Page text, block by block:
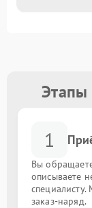
Этапы
1
Вы
описываете
заказ-наряд.